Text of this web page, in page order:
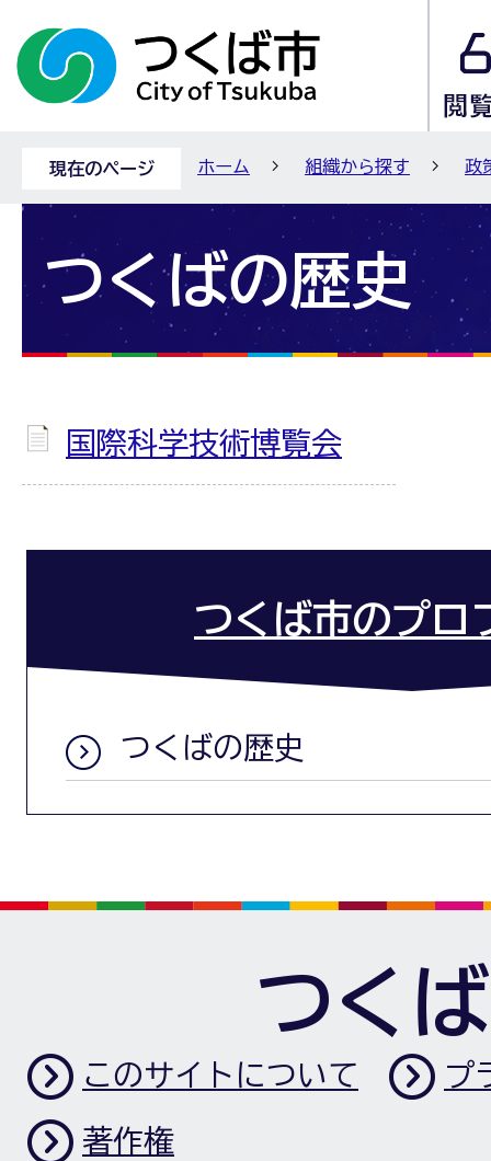
現在のページ ホーム 組織から探す 政
つくばの歴史
国際科学技術博覧会
つくば市のプロ
つくばの歴史
つく
このサイトについて プ
著作権